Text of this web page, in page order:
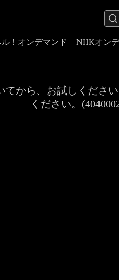
！オンデマンド NHKオン
から、お試しくださ
ください。